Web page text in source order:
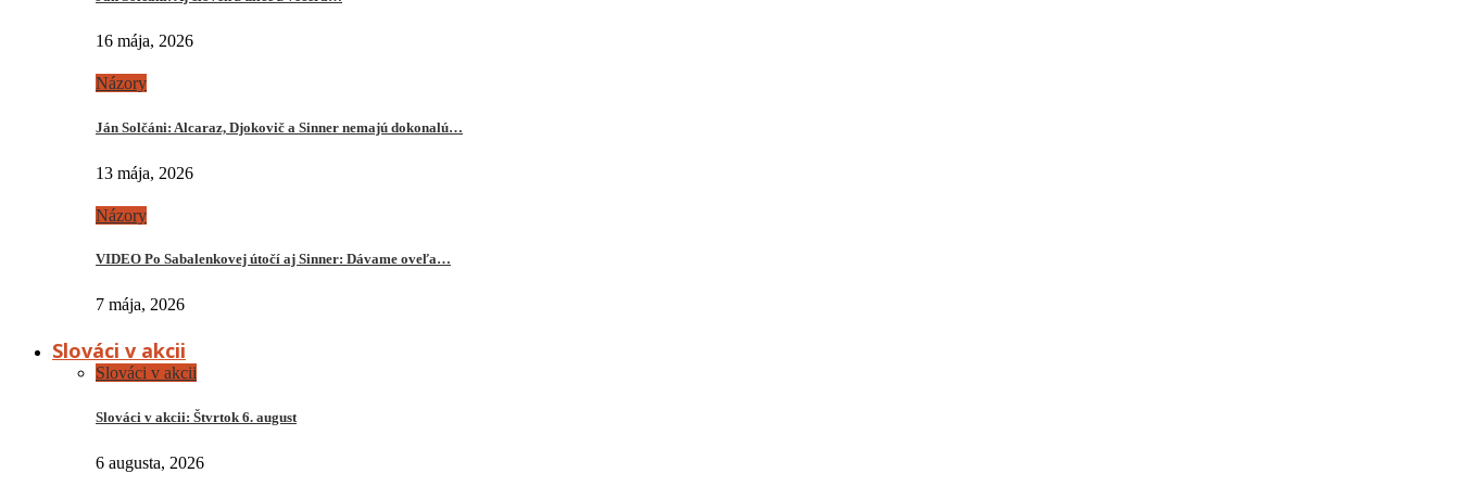
16 mája, 2026
Názory
Ján Solčáni: Alcaraz, Djokovič a Sinner nemajú dokonalú…
13 mája, 2026
Názory
VIDEO Po Sabalenkovej útočí aj Sinner: Dávame oveľa…
7 mája, 2026
Slováci v akcii
Slováci v akcii
Slováci v akcii: Štvrtok 6. august
6 augusta, 2026